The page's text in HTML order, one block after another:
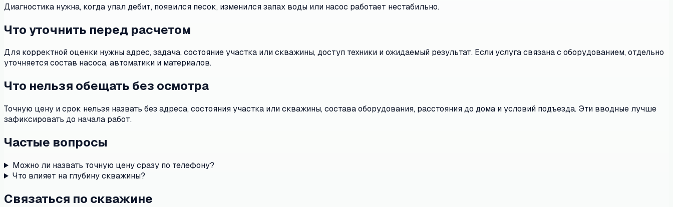
Диагностика нужна, когда упал дебит, появился песок, изменился запах воды или насос работает нестабильно.
Что уточнить перед расчетом
Для корректной оценки нужны адрес, задача, состояние участка или скважины, доступ техники и ожидаемый результат. Если услуга связана с оборудованием, отдельно
уточняется состав насоса, автоматики и материалов.
Что нельзя обещать без осмотра
Точную цену и срок нельзя назвать без адреса, состояния участка или скважины, состава оборудования, расстояния до дома и условий подъезда. Эти вводные лучше
зафиксировать до начала работ.
Частые вопросы
Можно ли назвать точную цену сразу по телефону?
Что влияет на глубину скважины?
Связаться по скважине